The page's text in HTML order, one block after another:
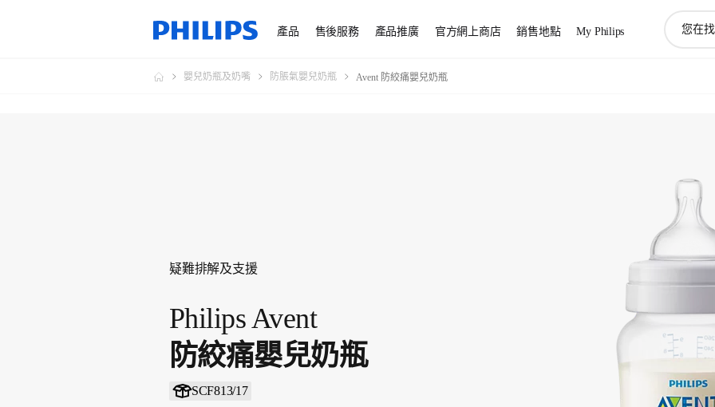
產品 售後服務 產品推廣 官方網上商店 銷售地點 My Philips
嬰兒奶瓶及奶嘴 防脹氣嬰兒奶瓶 Avent 防絞痛嬰兒奶瓶
疑難排解及支援
Philips Avent
防絞痛嬰兒奶瓶
SCF813/17